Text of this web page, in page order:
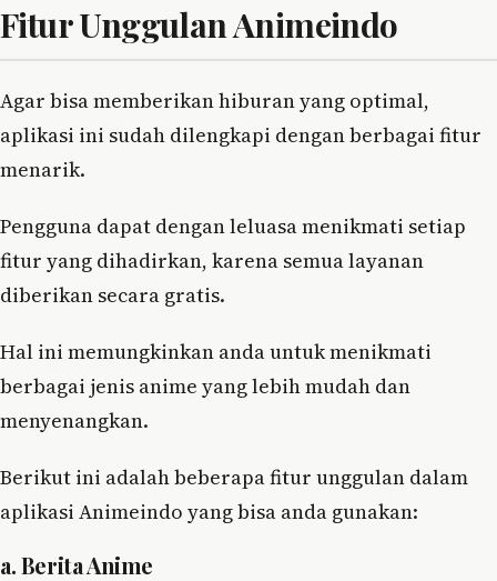
Fitur Unggulan Animeindo
Agar bisa memberikan hiburan yang optimal,
aplikasi ini sudah dilengkapi dengan berbagai fitur
menarik.
Pengguna dapat dengan leluasa menikmati setiap
fitur yang dihadirkan, karena semua layanan
diberikan secara gratis.
Hal ini memungkinkan anda untuk menikmati
berbagai jenis anime yang lebih mudah dan
menyenangkan.
Berikut ini adalah beberapa fitur unggulan dalam
aplikasi Animeindo yang bisa anda gunakan:
a. Berita Anime